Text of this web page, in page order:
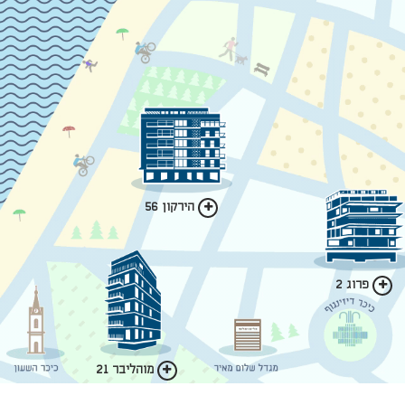
הירקון 56
פרוג 2
מוהליבר 21